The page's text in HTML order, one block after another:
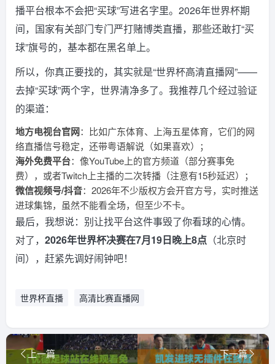
播平台根本不会把“买球”写进名字里。2026年世界杯期
间，国家有关部门专门严打赌博类直播，那些还敢打“买
球”旗号的，基本都在黑名单上。
所以，你真正要找的，其实就是“世界杯高清直播网”——
去掉“买球”两个字，世界清净多了。我推荐几个经过验证
的渠道：
地方电视台官网：比如广东体育、上海五星体育，它们的网
络直播信号稳定，还带粤语解说（如果喜欢）；
海外免费平台：像YouTube上的官方频道（部分赛事免
费），或者Twitch上主播的二次转播（注意有15秒延迟）；
微信视频号/抖音：2026年不少版权方会开官方号，实时推送
进球集锦，虽然不能看全场，但至少不卡。
最后，我想说：别让找平台这件事毁了你看球的心情。
对了， 2026年世界杯决赛在7月19日晚上8点 （北京时
间），赶紧先调好闹钟吧！
世界杯直播 高清比赛直播网
上一篇 下一篇